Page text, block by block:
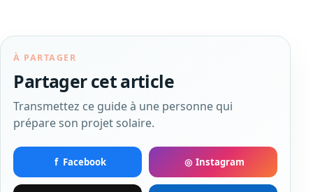
À PARTAGER
Partager cet article
Transmettez ce guide à une personne qui
prépare son projet solaire.
f Facebook ◎ Instagram